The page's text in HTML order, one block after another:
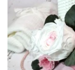
Botosei
Caciuli
Fulare si esarfe
Manusi